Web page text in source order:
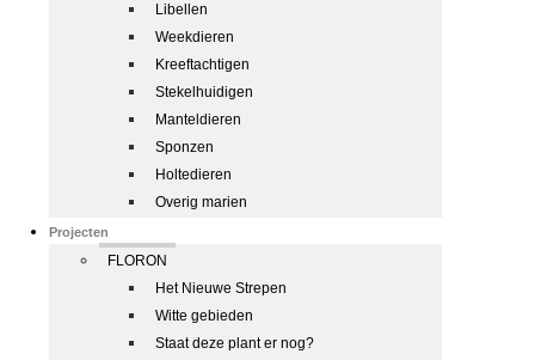
Libellen
Weekdieren
Kreeftachtigen
Stekelhuidigen
Manteldieren
Sponzen
Holtedieren
Overig marien
Projecten
FLORON
Het Nieuwe Strepen
Witte gebieden
Staat deze plant er nog?